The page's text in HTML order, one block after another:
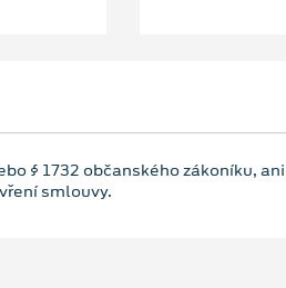
§ 1732 občanského zákoníku,
smlouvy.